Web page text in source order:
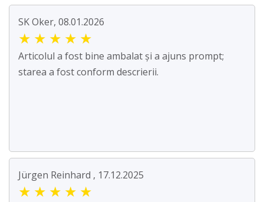
SK Oker, 08.01.2026
★ ★ ★ ★ ★
Articolul a fost bine ambalat și a ajuns prompt;
starea a fost conform descrierii.
Jürgen Reinhard , 17.12.2025
★ ★ ★ ★ ★